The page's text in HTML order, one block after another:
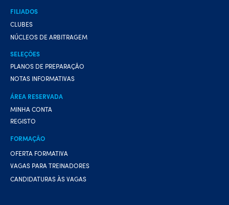
FILIADOS
CLUBES
NÚCLEOS DE ARBITRAGEM
SELEÇÕES
PLANOS DE PREPARAÇÃO
NOTAS INFORMATIVAS
ÁREA RESERVADA
MINHA CONTA
REGISTO
FORMAÇÃO
OFERTA FORMATIVA
VAGAS PARA TREINADORES
CANDIDATURAS ÀS VAGAS